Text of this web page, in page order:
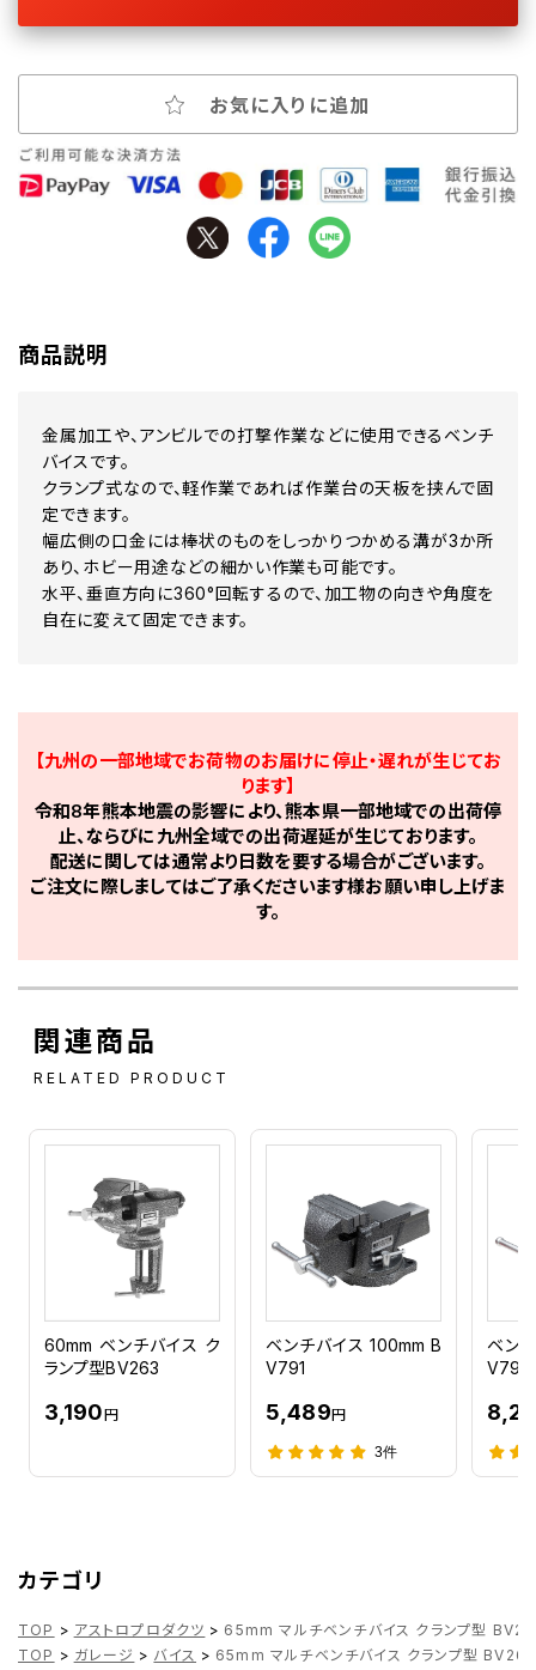
お気に入りに追加
商品説明
金属加工や、アンビルでの打撃作業などに使用できるベンチ
バイスです。
クランプ式なので、軽作業であれば作業台の天板を挟んで固
定できます。
幅広側の口金には棒状のものをしっかりつかめる溝が3か所
あり、ホビー用途などの細かい作業も可能です。
水平、垂直方向に360°回転するので、加工物の向きや角度を
自在に変えて固定できます。
【九州の一部地域でお荷物のお届けに停止・遅れが生じてお
ります】
令和8年熊本地震の影響により、熊本県一部地域での出荷停
止、ならびに九州全域での出荷遅延が生じております。
配送に関しては通常より日数を要する場合がございます。
ご注文に際しましてはご了承くださいます様お願い申し上げま
す。
関連商品
RELATED PRODUCT
60mm ベンチバイス ク
ランプ型BV263
3,190円
ベンチバイス 100mm B
V791
5,489円
3件
ベン
V792
カテゴリ
TOP > アストロプロダクツ > 65mm マルチベンチバイス クランプ型
TOP > ガレージ > バイス > 65mm マルチベンチバイス クランプ型 BV262